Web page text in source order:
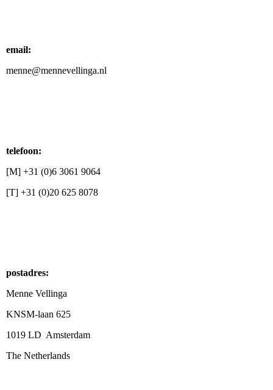
email:
menne@mennevellinga.nl
telefoon:
[M] +31 (0)6 3061 9064
[T] +31 (0)20 625 8078
postadres:
Menne Vellinga
KNSM-laan 625
1019 LD Amsterdam
The Netherlands